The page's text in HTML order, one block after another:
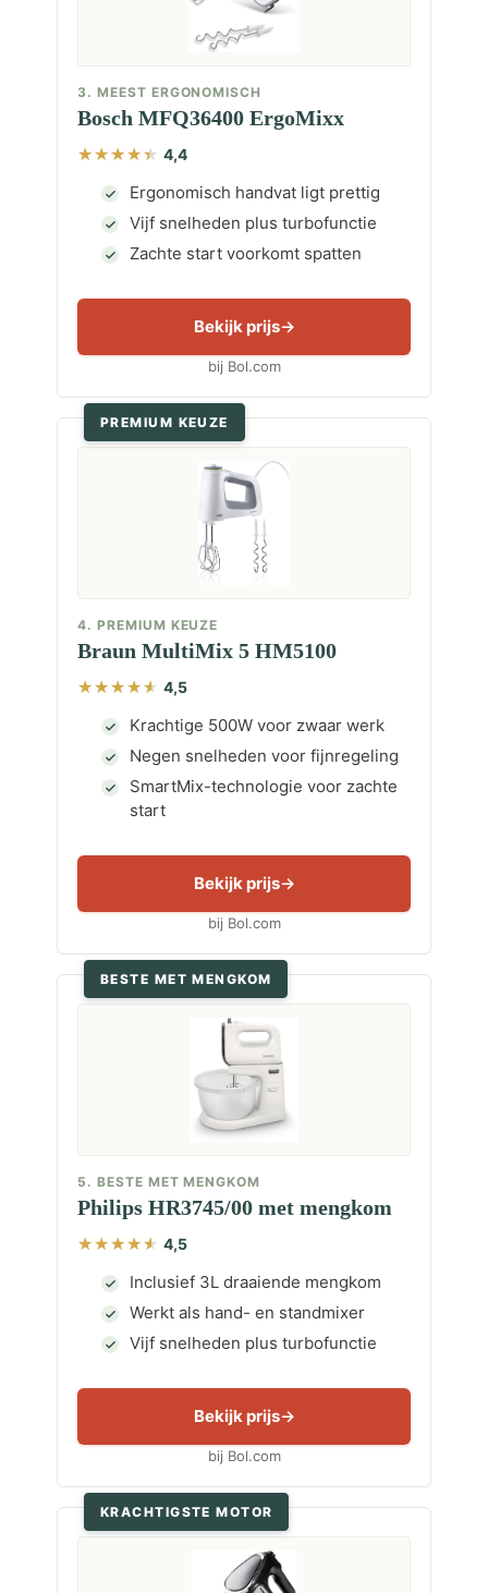
3. MEEST ERGONOMISCH
Bosch MFQ36400 ErgoMixx
4,4
Ergonomisch handvat ligt prettig
Vijf snelheden plus turbofunctie
Zachte start voorkomt spatten
Bekijk prijs
bij Bol.com
PREMIUM KEUZE
4. PREMIUM KEUZE
Braun MultiMix 5 HM5100
4,5
Krachtige 500W voor zwaar werk
Negen snelheden voor fijnregeling
SmartMix-technologie voor zachte
start
Bekijk prijs
bij Bol.com
BESTE MET MENGKOM
5. BESTE MET MENGKOM
Philips HR3745/00 met mengkom
4,5
Inclusief 3L draaiende mengkom
Werkt als hand- en standmixer
Vijf snelheden plus turbofunctie
Bekijk prijs
bij Bol.com
KRACHTIGSTE MOTOR